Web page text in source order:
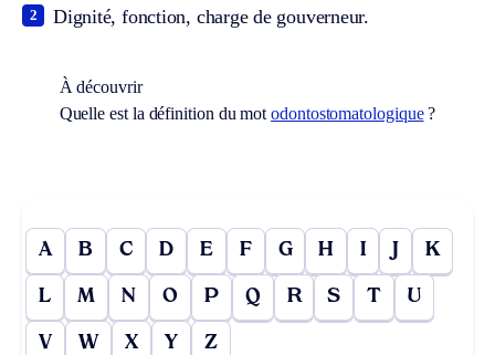
Dignité, fonction, charge de gouverneur.
2
À découvrir
Quelle est la définition du motodontostomatologique?
A B C D E F G H I J K
L M N O P Q R S T U
V W X Y Z